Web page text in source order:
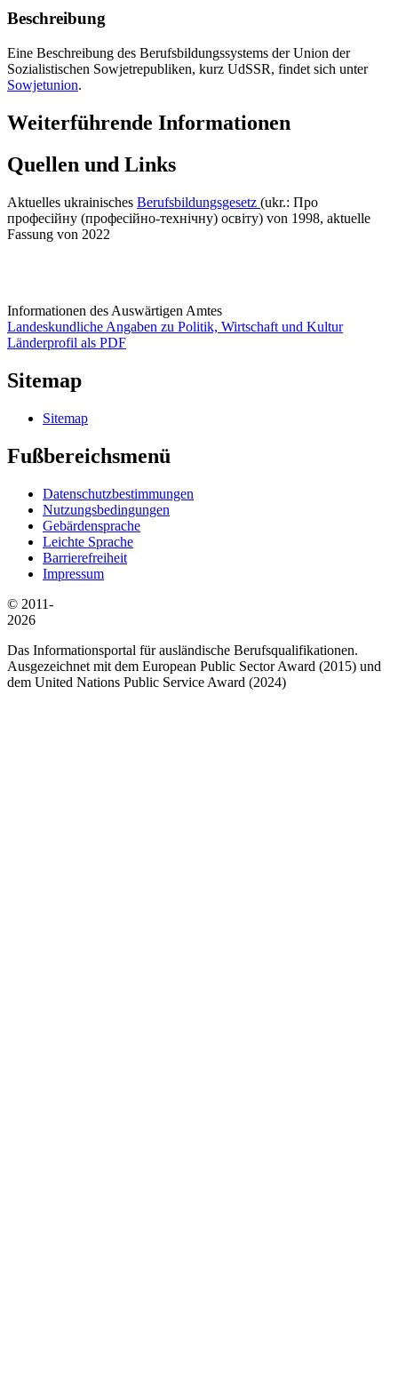
Beschreibung
Eine Beschreibung des Berufsbildungssystems der Union der
Sozialistischen Sowjetrepubliken, kurz UdSSR, findet sich unter
Sowjetunion.
Weiterführende Informationen
Quellen und Links
Aktuelles ukrainisches Berufsbildungsgesetz (ukr.: Про
професійну (професійно-технічну) освіту) von 1998, aktuelle
Fassung von 2022
Informationen des Auswärtigen Amtes
Landeskundliche Angaben zu Politik, Wirtschaft und Kultur
Länderprofil als PDF
Sitemap
Sitemap
Fußbereichsmenü
Datenschutzbestimmungen
Nutzungsbedingungen
Gebärdensprache
Leichte Sprache
Barrierefreiheit
Impressum
© 2011-
2026
Das Informationsportal für ausländische Berufsqualifikationen.
Ausgezeichnet mit dem European Public Sector Award (2015) und
dem United Nations Public Service Award (2024)